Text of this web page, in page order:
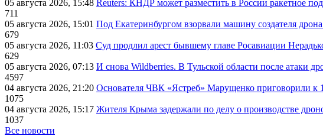
05 августа 2026, 15:48 Reuters: КНДР может разместить в России ракетное
711
05 августа 2026, 15:01 Под Екатеринбургом взорвали машину создателя
679
05 августа 2026, 11:03 Суд продлил арест бывшему главе Росавиации
629
05 августа 2026, 07:13 И снова Wildberries. В Тульской области после атаки
4597
04 августа 2026, 21:20 Основателя ЧВК «Ястреб» Марущенко приговорили к
1075
04 августа 2026, 15:17 Жителя Крыма задержали по делу о производстве
1037
Все новости